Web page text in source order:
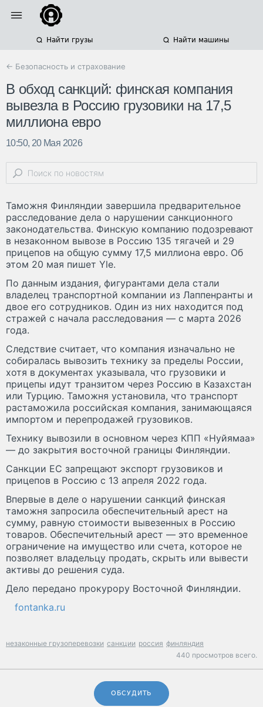
Найти грузы Найти машины
← Безопасность и страхование
В обход санкций: финская компания
вывезла в Россию грузовики на 17,5
миллиона евро
10:50, 20 Мая 2026
Таможня Финляндии завершила предварительное
расследование дела о нарушении санкционного
законодательства. Финскую компанию подозревают
в незаконном вывозе в Россию 135 тягачей и 29
прицепов на общую сумму 17,5 миллиона евро. Об
этом 20 мая пишет Yle.
По данным издания, фигурантами дела стали
владелец транспортной компании из Лаппенранты и
двое его сотрудников. Один из них находится под
стражей с начала расследования — с марта 2026
года.
Следствие считает, что компания изначально не
собиралась вывозить технику за пределы России,
хотя в документах указывала, что грузовики и
прицепы идут транзитом через Россию в Казахстан
или Турцию. Таможня установила, что транспорт
растаможила российская компания, занимающаяся
импортом и перепродажей грузовиков.
Технику вывозили в основном через КПП «Нуйямаа»
— до закрытия восточной границы Финляндии.
Санкции ЕС запрещают экспорт грузовиков и
прицепов в Россию с 13 апреля 2022 года.
Впервые в деле о нарушении санкций финская
таможня запросила обеспечительный арест на
сумму, равную стоимости вывезенных в Россию
товаров. Обеспечительный арест — это временное
ограничение на имущество или счета, которое не
позволяет владельцу продать, скрыть или вывести
активы до решения суда.
Дело передано прокурору Восточной Финляндии.
fontanka.ru
незаконные грузоперевозки санкции россия финляндия
440 просмотров всего.
ОБСУДИТЬ